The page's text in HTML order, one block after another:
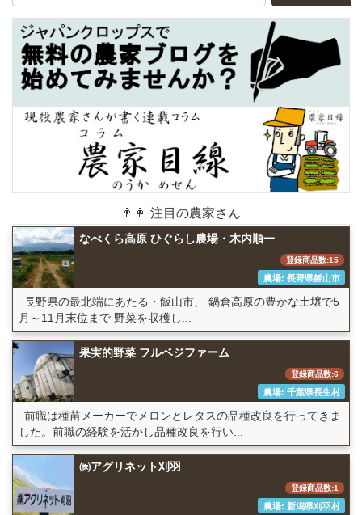
👨👩 注目の農家さん
なべくら高原 ひぐらし農場・木内順一
登録商品数:15
農場: 長野県飯山市
長野県の最北端にあたる・飯山市、 鍋倉高原の豊かな土壌で5
月～11月末位まで 野菜を収穫し...
果実的野菜 フルベジファーム
登録商品数:6
農場: 千葉県長生村
前職は種苗メーカーでメロンとレタスの品種改良を行ってきま
した。前職の経験を活かし品種改良を行い...
㈱アグリネット刈羽
登録商品数:1
農場: 新潟県刈羽村